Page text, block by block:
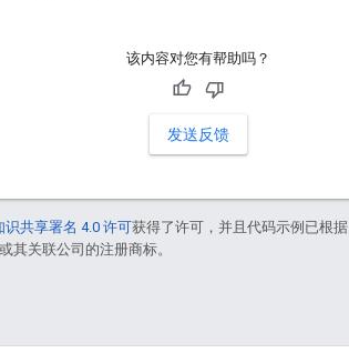
该内容对您有帮助吗？
发送反馈
识共享署名 4.0 许可获得了许可，并且代码示例已根据
其关联公司的注册商标。